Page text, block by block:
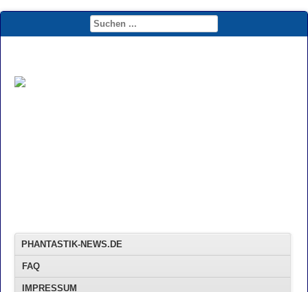
PHANTASTIK-NEWS.DE
FAQ
IMPRESSUM